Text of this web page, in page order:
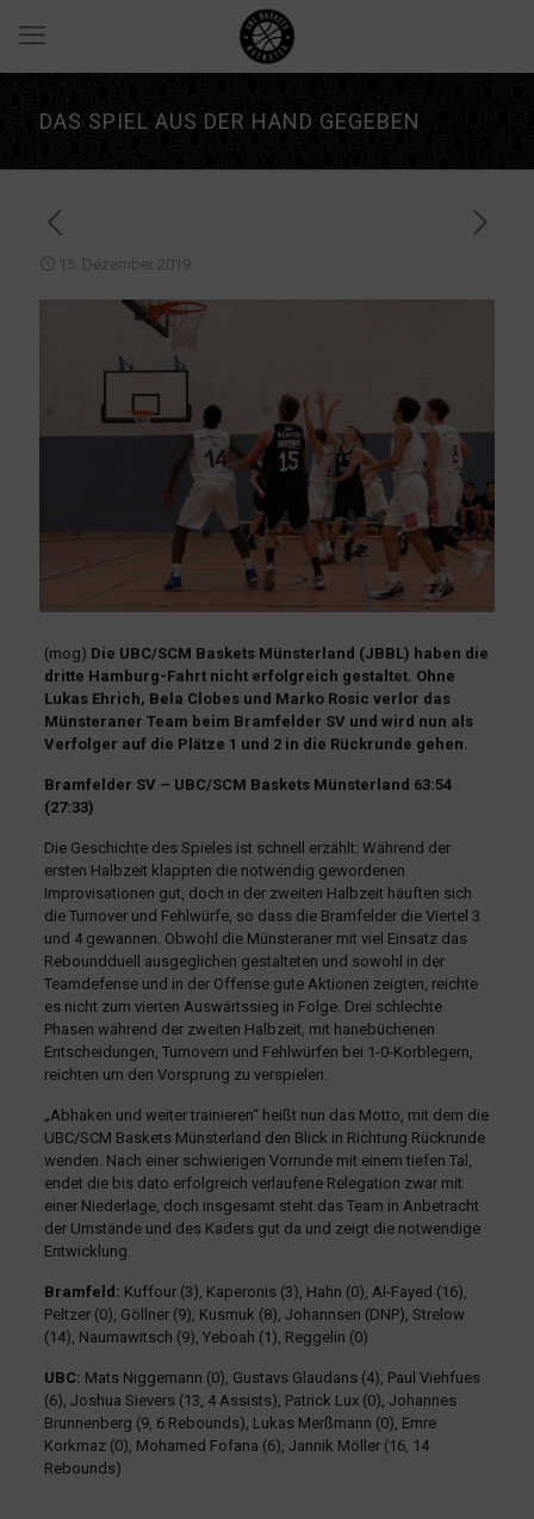
DAS SPIEL AUS DER HAND GEGEBEN
15. Dezember 2019
(mog) Die UBC/SCM Baskets Münsterland (JBBL) haben die
dritte Hamburg-Fahrt nicht erfolgreich gestaltet. Ohne
Lukas Ehrich, Bela Clobes und Marko Rosic verlor das
Münsteraner Team beim Bramfelder SV und wird nun als
Verfolger auf die Plätze 1 und 2 in die Rückrunde gehen.
Bramfelder SV – UBC/SCM Baskets Münsterland 63:54
(27:33)
Die Geschichte des Spieles ist schnell erzählt: Während der
ersten Halbzeit klappten die notwendig gewordenen
Improvisationen gut, doch in der zweiten Halbzeit häuften sich
die Turnover und Fehlwürfe, so dass die Bramfelder die Viertel 3
und 4 gewannen. Obwohl die Münsteraner mit viel Einsatz das
Reboundduell ausgeglichen gestalteten und sowohl in der
Teamdefense und in der Offense gute Aktionen zeigten, reichte
es nicht zum vierten Auswärtssieg in Folge. Drei schlechte
Phasen während der zweiten Halbzeit, mit hanebüchenen
Entscheidungen, Turnovern und Fehlwürfen bei 1-0-Korblegern,
reichten um den Vorsprung zu verspielen.
„Abhaken und weiter trainieren“ heißt nun das Motto, mit dem die
UBC/SCM Baskets Münsterland den Blick in Richtung Rückrunde
wenden. Nach einer schwierigen Vorrunde mit einem tiefen Tal,
endet die bis dato erfolgreich verlaufene Relegation zwar mit
einer Niederlage, doch insgesamt steht das Team in Anbetracht
der Umstände und des Kaders gut da und zeigt die notwendige
Entwicklung.
Bramfeld: Kuffour (3), Kaperonis (3), Hahn (0), Al-Fayed (16),
Peltzer (0), Göllner (9), Kusmuk (8), Johannsen (DNP), Strelow
(14), Naumawitsch (9), Yeboah (1), Reggelin (0)
UBC: Mats Niggemann (0), Gustavs Glaudans (4), Paul Viehfues
(6), Joshua Sievers (13, 4 Assists), Patrick Lux (0), Johannes
Brunnenberg (9, 6 Rebounds), Lukas Merßmann (0), Emre
Korkmaz (0), Mohamed Fofana (6), Jannik Möller (16, 14
Rebounds)